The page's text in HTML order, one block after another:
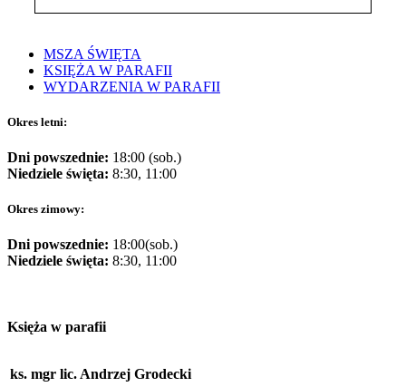
MSZA ŚWIĘTA
KSIĘŻA W PARAFII
WYDARZENIA W PARAFII
Okres letni:
Dni powszednie: 18:00 (sob.)
Niedziele święta: 8:30, 11:00
Okres zimowy:
Dni powszednie: 18:00(sob.)
Niedziele święta: 8:30, 11:00
Księża w parafii
ks. mgr lic. Andrzej Grodecki